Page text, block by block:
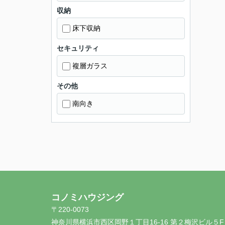
収納
床下収納
セキュリティ
複層ガラス
その他
南向き
コノミハウジング
〒220-0073
神奈川県横浜市西区岡野１丁目16-16 第２梅沢ビル５F